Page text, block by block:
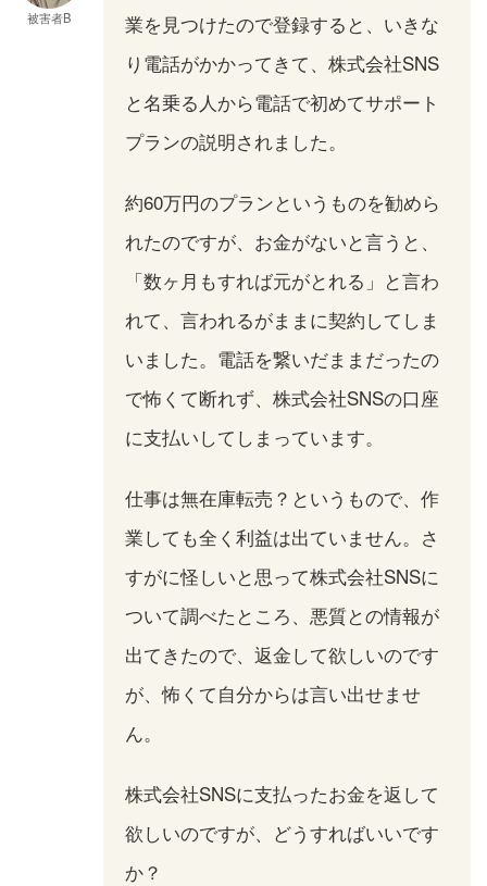
被害者B
業を見つけたので登録すると、いきな
り電話がかかってきて、株式会社SNS
と名乗る人から電話で初めてサポート
プランの説明されました。
約60万円のプランというものを勧めら
れたのですが、お金がないと言うと、
「数ヶ月もすれば元がとれる」と言わ
れて、言われるがままに契約してしま
いました。電話を繋いだままだったの
で怖くて断れず、株式会社SNSの口座
に支払いしてしまっています。
仕事は無在庫転売？というもので、作
業しても全く利益は出ていません。さ
すがに怪しいと思って株式会社SNSに
ついて調べたところ、悪質との情報が
出てきたので、返金して欲しいのです
が、怖くて自分からは言い出せませ
ん。
株式会社SNSに支払ったお金を返して
欲しいのですが、どうすればいいです
か？